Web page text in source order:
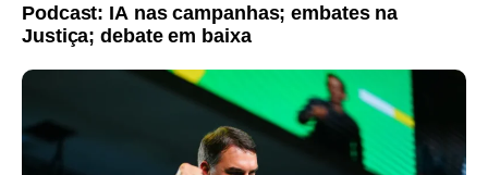
Podcast: IA nas campanhas; embates na
Justiça; debate em baixa